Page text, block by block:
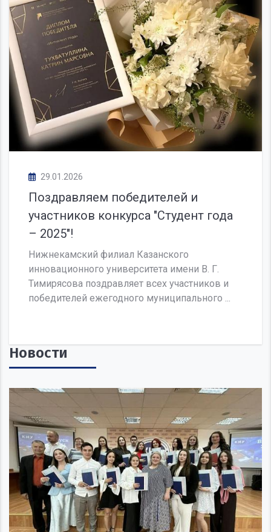
29.01.2026
Поздравляем победителей и
участников конкурса "Студент года
– 2025"!
Нижнекамский филиал Казанского
инновационного университета имени В. Г.
Тимирясова поздравляет всех участников и
победителей ежегодного муниципального ...
Новости